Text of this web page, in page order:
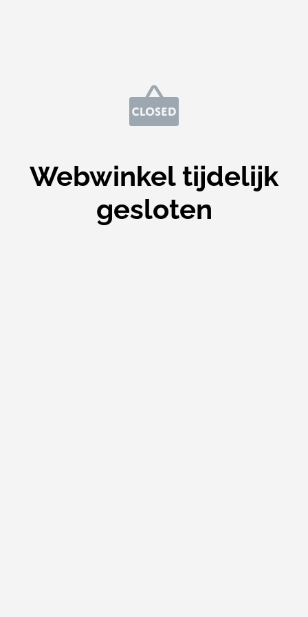
Webwinkel tijdelijk
gesloten